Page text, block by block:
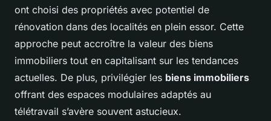
ont choisi des propriétés avec potentiel de
rénovation dans des localités en plein essor. Cette
approche peut accroître la valeur des biens
immobiliers tout en capitalisant sur les tendances
actuelles. De plus, privilégier les biens immobiliers
offrant des espaces modulaires adaptés au
télétravail s’avère souvent astucieux.